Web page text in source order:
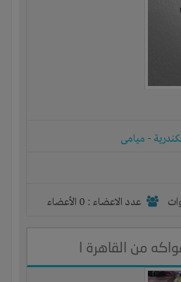
- ميامى
عدد الاعضاء : 0 الأعضاء
من القاهرة ا